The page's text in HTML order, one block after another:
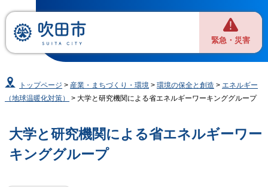
緊急・災害
トップページ > 産業・まちづくり・環境 >環境の保全と創造 >エネルギー
（地球温暖化対策）
> 大学と研究機関による省エネルギーワーキンググループ
大学と研究機関による省エネルギーワー
キンググループ